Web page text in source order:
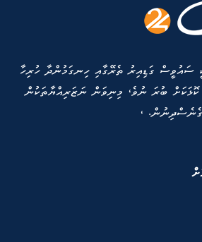
ގަޑިއިރު ތެރޭގާއި ހިނގަމުންދާ ހުރިހާ
ކޮޅަކަށް ބުރަ ނުވެ، މިނިވަން ނަޒަރިއްޔާތަކުން
،